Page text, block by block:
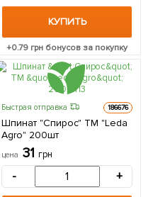
КУПИТЬ
+0.79 грн бонусов за покупку
Быстрая отправка 186676
Шпинат "Спирос" ТМ "Leda
Agro" 200шт
цена 31 грн
- +